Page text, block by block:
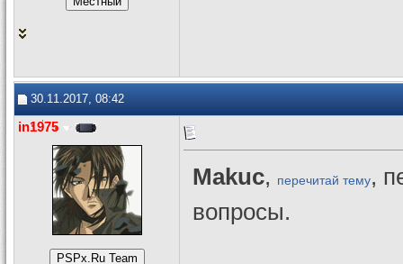
30.11.2017, 08:42
in1975
Makuc, перечитай тему,
вопросы.